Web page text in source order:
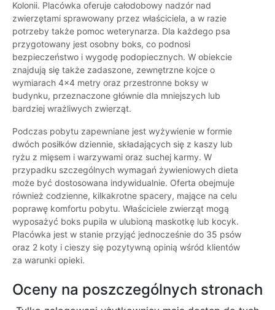
Kolonii. Placówka oferuje całodobowy nadzór nad
zwierzętami sprawowany przez właściciela, a w razie
potrzeby także pomoc weterynarza. Dla każdego psa
przygotowany jest osobny boks, co podnosi
bezpieczeństwo i wygodę podopiecznych. W obiekcie
znajdują się także zadaszone, zewnętrzne kojce o
wymiarach 4x4 metry oraz przestronne boksy w
budynku, przeznaczone głównie dla mniejszych lub
bardziej wrażliwych zwierząt.
Podczas pobytu zapewniane jest wyżywienie w formie
dwóch posiłków dziennie, składających się z kaszy lub
ryżu z mięsem i warzywami oraz suchej karmy. W
przypadku szczególnych wymagań żywieniowych dieta
może być dostosowana indywidualnie. Oferta obejmuje
również codzienne, kilkakrotne spacery, mające na celu
poprawę komfortu pobytu. Właściciele zwierząt mogą
wyposażyć boks pupila w ulubioną maskotkę lub kocyk.
Placówka jest w stanie przyjąć jednocześnie do 35 psów
oraz 2 koty i cieszy się pozytywną opinią wśród klientów
za warunki opieki.
Oceny na poszczególnych stronach